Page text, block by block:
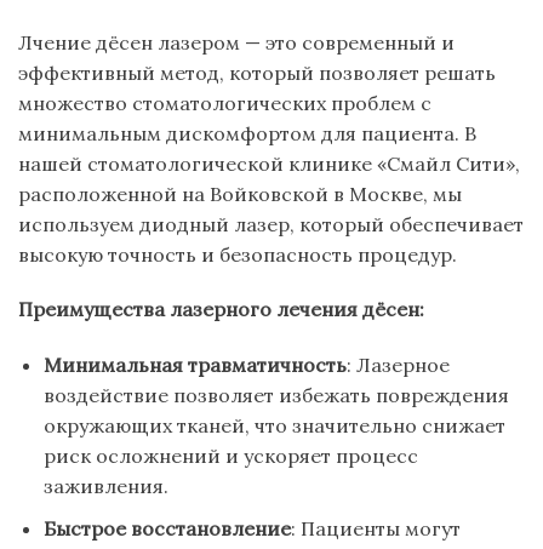
Лчение дёсен лазером — это современный и
эффективный метод, который позволяет решать
множество стоматологических проблем с
минимальным дискомфортом для пациента. В
нашей стоматологической клинике «Смайл Сити»,
расположенной на Войковской в Москве, мы
используем диодный лазер, который обеспечивает
высокую точность и безопасность процедур.
Преимущества лазерного лечения дёсен:
Минимальная травматичность: Лазерное
воздействие позволяет избежать повреждения
окружающих тканей, что значительно снижает
риск осложнений и ускоряет процесс
заживления.
Быстрое восстановление: Пациенты могут